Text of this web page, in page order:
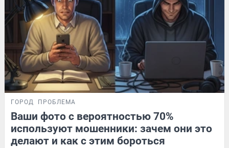
ГОРОД ПРОБЛЕМА
Ваши фото с вероятностью 70%
используют мошенники: зачем они это
делают и как с этим бороться